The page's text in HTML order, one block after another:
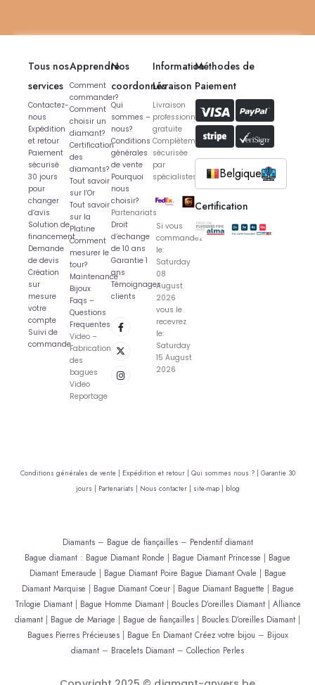
Tous nos
services
Contactez-
nous
Expédition
et retour
Paiement
sécurisé
30 jours
pour
changer
d’avis
Solution de
financement
Demande
de devis
Création
sur
mesure
votre
compte
Suivi de
commande
Apprendre
Comment
commander?
Comment
choisir un
diamant?
Certification
des
diamants?
Tout savoir
sur l’Or
Tout savoir
sur la
Platine
Comment
mesurer le
tour?
Maintenance
Bijoux
Faqs –
Questions
Frequentes
Video –
Fabrication
des
bagues
Video
Reportage
Nos
coordonnés
Qui
sommes –
nous?
Conditions
générales
de vente
Pourquoi
nous
choisir?
Partenariats
Droit
d’echange
de 10 ans
Garantie 1
ans
Témoignages
clients
Information
Livraison
Livraison
professionnelle
gratuite
Complètement
sécurisée
par
spécialistes
Si vous
commandez
le:
Saturday
08
August
2026
vous le
recevrez
le:
Saturday
15 August
2026
Méthodes de
Paiement
Belgique
Certification
Conditions générales de vente | Expédition et retour | Qui sommes nous ? | Garantie 30
jours | Partenariats | Nous contacter | site-map | blog
Diamants– Bague de fiançailles– Pendentif diamant
Bague diamant : Bague Diamant Ronde | Bague Diamant Princesse | Bague
Diamant Emeraude | Bague Diamant Poire Bague Diamant Ovale | Bague
Diamant Marquise | Bague Diamant Coeur| Bague Diamant Baguette | Bague
Trilogie Diamant| Bague Homme Diamant| Boucles D’oreilles Diamant| Alliance
diamant | Bague de Mariage | Bague de fiançailles | Boucles D’oreilles Diamant |
Bagues Pierres Précieuses| Bague En Diamant Créez votre bijou – Bijoux
diamant – Bracelets Diamant – Collection Perles